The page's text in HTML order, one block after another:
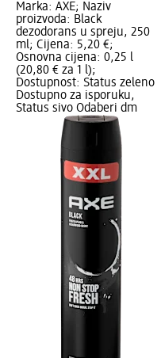
Marka: AXE; Naziv
proizvoda: Black
dezodorans u spreju, 250
ml; Cijena: 5,20 €;
Osnovna cijena: 0,25 l
(20,80 € za 1 l);
Dostupnost: Status zeleno
Dostupno za isporuku,
Status sivo Odaberi dm